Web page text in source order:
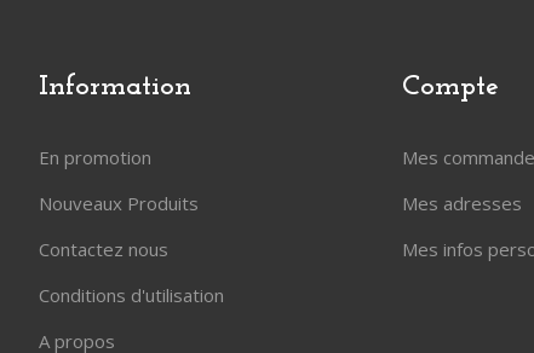
Information
En promotion
Nouveaux Produits
Contactez nous
Conditions d'utilisation
A propos
Compte
Mes
Mes adresses
Mes infos